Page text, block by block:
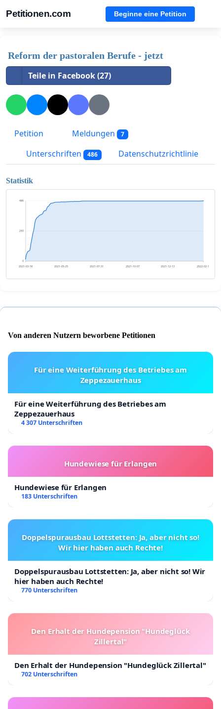
Petitionen.com Beginne eine Petition
Reform der pastoralen Berufe - jetzt
Teile in Facebook (27)
Petition Meldungen 7
Unterschriften 486 Datenschutzrichtlinie
Statistik
0
243
486
2021-03-18 2021-05-25 2021-07-31 2021-10-07 2021-12-13 2022-02-19
Von anderen Nutzern beworbene Petitionen
Für eine Weiterführung des Betriebes am
Zeppezauerhaus
Für eine Weiterführung des Betriebes am
Zeppezauerhaus
4 307 Unterschriften
Hundewiese für Erlangen
Hundewiese für Erlangen
183 Unterschriften
Doppelspurausbau Lottstetten: Ja, aber nicht so!
Wir hier haben auch Rechte!
Doppelspurausbau Lottstetten: Ja, aber nicht so! Wir
hier haben auch Rechte!
770 Unterschriften
Den Erhalt der Hundepension "Hundeglück
Zillertal"
Den Erhalt der Hundepension "Hundeglück Zillertal"
702 Unterschriften